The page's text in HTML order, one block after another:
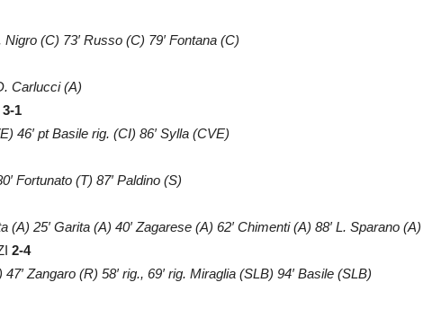
(C) 73′ Russo (C) 79′ Fontana (C)
Carlucci (A)
3-1
46′ pt Basile rig. (CI) 86′ Sylla (CVE)
Fortunato (T) 87′ Paldino (S)
(A) 25′ Garita (A) 40′ Zagarese (A) 62′ Chimenti (A) 88′ L. Sparano (A)
2-4
Zangaro (R) 58′ rig., 69′ rig. Miraglia (SLB) 94′ Basile (SLB)